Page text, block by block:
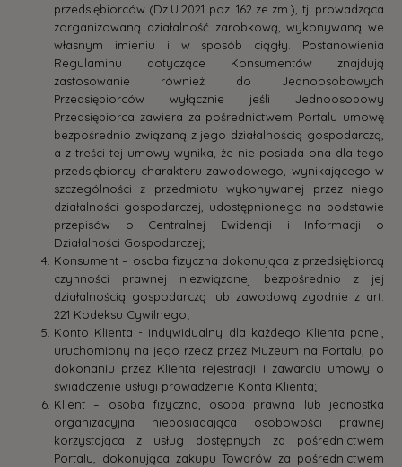
przedsiębiorców (Dz.U.2021 poz. 162 ze zm.), tj. prowadząca
zorganizowaną działalność zarobkową, wykonywaną we
własnym imieniu i w sposób ciągły. Postanowienia
Regulaminu dotyczące Konsumentów znajdują
zastosowanie również do Jednoosobowych
Przedsiębiorców wyłącznie jeśli Jednoosobowy
Przedsiębiorca zawiera za pośrednictwem Portalu umowę
bezpośrednio związaną z jego działalnością gospodarczą,
a z treści tej umowy wynika, że nie posiada ona dla tego
przedsiębiorcy charakteru zawodowego, wynikającego w
szczególności z przedmiotu wykonywanej przez niego
działalności gospodarczej, udostępnionego na podstawie
przepisów o Centralnej Ewidencji i Informacji o
Działalności Gospodarczej;
Konsument – osoba fizyczna dokonująca z przedsiębiorcą
czynności prawnej niezwiązanej bezpośrednio z jej
działalnością gospodarczą lub zawodową zgodnie z art.
221 Kodeksu Cywilnego;
Konto Klienta - indywidualny dla każdego Klienta panel,
uruchomiony na jego rzecz przez Muzeum na Portalu, po
dokonaniu przez Klienta rejestracji i zawarciu umowy o
świadczenie usługi prowadzenie Konta Klienta;
Klient – osoba fizyczna, osoba prawna lub jednostka
organizacyjna nieposiadająca osobowości prawnej
korzystająca z usług dostępnych za pośrednictwem
Portalu, dokonująca zakupu Towarów za pośrednictwem